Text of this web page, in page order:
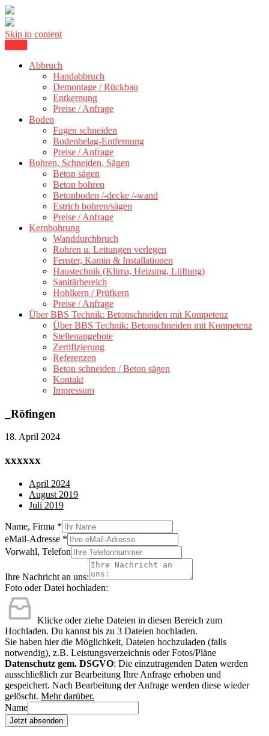
Skip to content
Betonschneiden Stuttgart
+ 300 kmAbbruch
Handabbruch
Demontage / Rückbau
Entkernung
Preise / Anfrage
Boden
Fugen schneiden
Bodenbelag-Entfernung
Preise / Anfrage
Bohren, Schneiden, Sägen
Beton sägen
Beton bohren
Betonboden /-decke /-wand
Estrich bohren/sägen
Preise / Anfrage
Kernbohrung
Wanddurchbruch
Rohren u. Leitungen verlegen
Fenster, Kamin & Installationen
Haustechnik (Klima, Heizung, Lüftung)
Sanitärbereich
Hohlkern / Prüfkern
Preise / Anfrage
Über BBS Technik: Betonschneiden mit Kompetenz
Über BBS Technik: Betonschneiden mit Kompetenz
Stellenangebote
Zertifizierung
Referenzen
Beton schneiden / Beton sägen
Kontakt
Impressum
_Röfingen
18. April 2024
xxxxxx
April 2024
August 2019
Juli 2019
Name, Firma *
eMail-Adresse *
Vorwahl, Telefon
Ihre Nachricht an uns:
Foto oder Datei hochladen:
Klicke oder ziehe Dateien in diesen Bereich zum
Hochladen. Du kannst bis zu 3 Dateien hochladen.
Sie haben hier die Möglichkeit, Dateien hochzuladen (falls
notwendig), z.B. Leistungsverzeichnis oder Fotos/Pläne
Datenschutz gem. DSGVO: Die einzutragenden Daten werden
ausschließlich zur Bearbeitung Ihre Anfrage erhoben und
gespeichert. Nach Bearbeitung der Anfrage werden diese wieder
gelöscht. Mehr darüber.
Name
Jetzt absenden